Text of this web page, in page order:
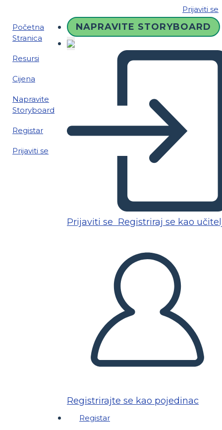
Prijaviti se
Početna
Stranica
Resursi
Cijena
Napravite
Storyboard
Registar
Prijaviti se
NAPRAVITE STORYBOARD
Prijaviti se Registriraj se kao
Registrirajte se kao pojedinac
Registar